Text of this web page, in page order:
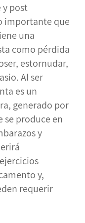
y post
importante que
una
como pérdida
estornudar,
Al ser
es un
generado por
se produce en
y
y,
requerir